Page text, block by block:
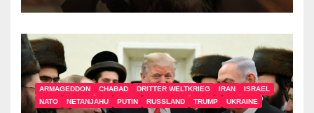
ARMAGEDDON CHABAD DRITTER WELTKRIEG IRAN
ISRAEL
NATO
NETANJAHU PUTIN RUSSLAND TRUMP UKRAINE